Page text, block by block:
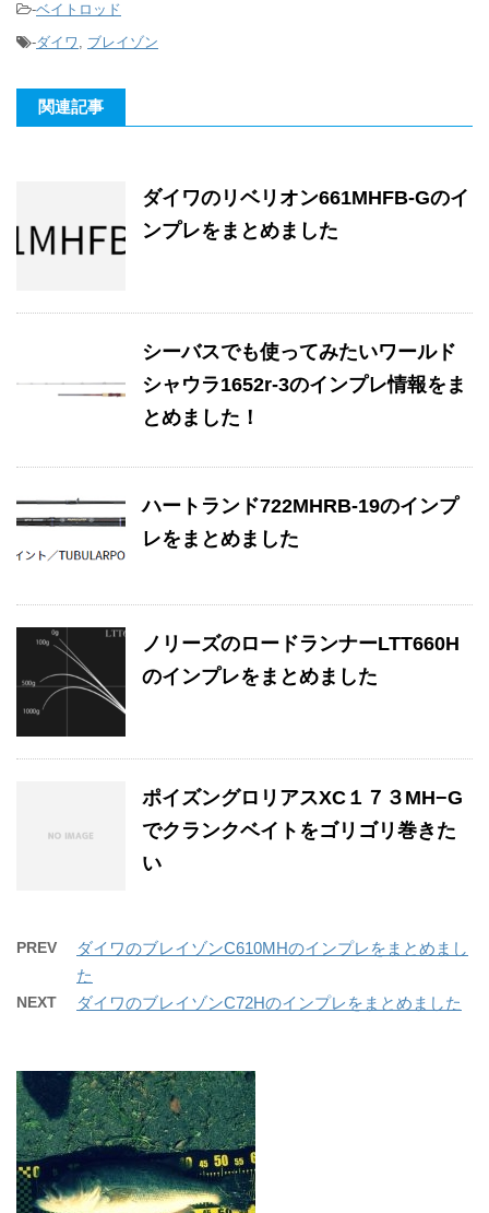
-ベイトロッド
-ダイワ , ブレイゾン
関連記事
ダイワのリベリオン661MHFB-Gのイ
ンプレをまとめました
シーバスでも使ってみたいワールド
シャウラ1652r-3のインプレ情報をま
とめました！
ハートランド722MHRB-19のインプ
レをまとめました
ノリーズのロードランナーLTT660H
のインプレをまとめました
ポイズングロリアスXC１７３MH−G
でクランクベイトをゴリゴリ巻きた
い
PREV
ダイワのブレイゾンC610MHのインプレをまとめまし
た
NEXT ダイワのブレイゾンC72Hのインプレをまとめました